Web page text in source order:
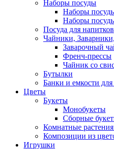
Наборы посуды
Наборы
Наборы
Посуда для напитков
Чайники,
Заварочный
Френч-прессы
Чайник со
Бутылки
Банки и емкости
Цветы
Букеты
Монобукеты
Сборные
Комнатные
Композиции из
Игрушки